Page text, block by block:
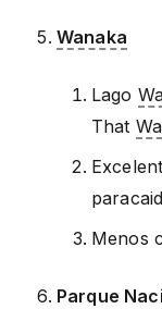
Wanaka
Lago
That
Menos
Parque